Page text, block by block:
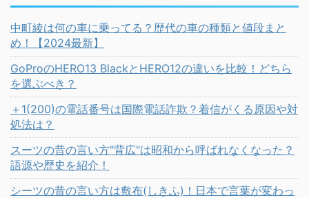
中町綾は何の車に乗ってる？歴代の車の種類と値段まと
め！【2024最新】
GoProのHERO13 BlackとHERO12の違いを比較！どちら
を選ぶべき？
＋1(200)の電話番号は国際電話詐欺？着信がくる原因や対
処法は？
スーツの昔の言い方"背広"は昭和から呼ばれなくなった？
語源や歴史を紹介！
シーツの昔の言い方は敷布(しきふ)！日本で言葉が変わっ